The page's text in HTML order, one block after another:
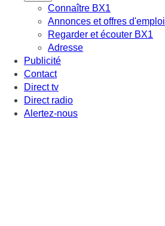
Connaître BX1
Annonces et offres d'emploi
Regarder et écouter BX1
Adresse
Publicité
Contact
Direct tv
Direct radio
Alertez-nous